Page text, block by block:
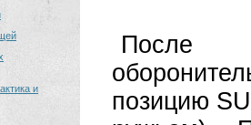
и
После
позицию